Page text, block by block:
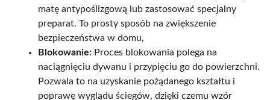
matę antypoślizgową lub zastosować specjalny
preparat. To prosty sposób na zwiększenie
bezpieczeństwa w domu,
Blokowanie: Proces blokowania polega na
naciągnięciu dywanu i przypięciu go do powierzchni.
Pozwala to na uzyskanie pożądanego kształtu i
poprawę wyglądu ściegów, dzięki czemu wzór